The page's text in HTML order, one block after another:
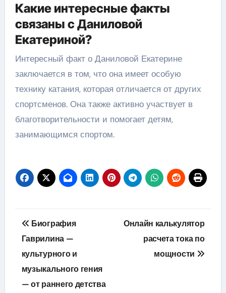
Какие интересные факты
связаны с Даниловой
Екатериной?
Интересный факт о Даниловой Екатерине
заключается в том, что она имеет особую
технику катания, которая отличается от других
спортсменов. Она также активно участвует в
благотворительности и помогает детям,
занимающимся спортом.
Навигация
по
записям
Биография
Гаврилина —
культурного и
музыкального гения
— от раннего детства
Онлайн калькулятор
расчета тока по
мощности